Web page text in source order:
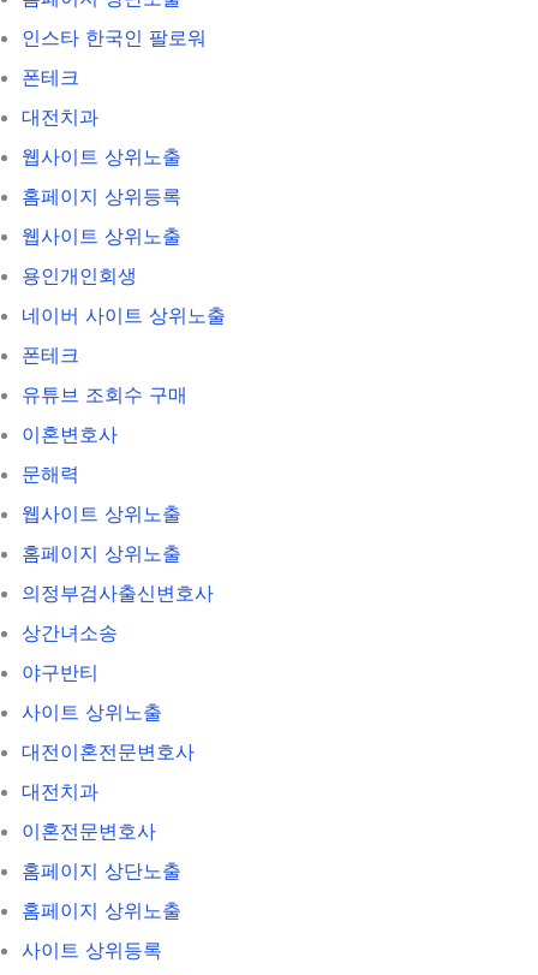
인스타 한국인 팔로워
폰테크
대전치과
웹사이트 상위노출
홈페이지 상위등록
웹사이트 상위노출
용인개인회생
네이버 사이트 상위노출
폰테크
유튜브 조회수 구매
이혼변호사
문해력
웹사이트 상위노출
홈페이지 상위노출
의정부검사출신변호사
상간녀소송
야구반티
사이트 상위노출
대전이혼전문변호사
대전치과
이혼전문변호사
홈페이지 상단노출
홈페이지 상위노출
사이트 상위등록